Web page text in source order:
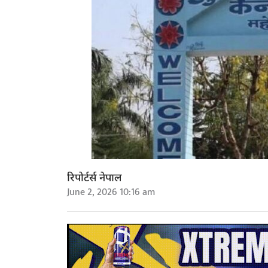
रिपोर्टर्स नेपाल
June 2, 2026 10:16 am